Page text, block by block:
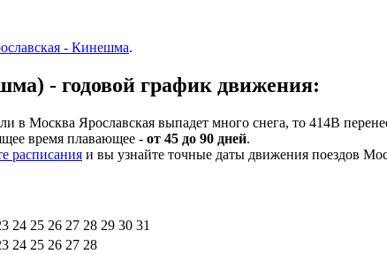
- Кинешма.
- годовой график движения:
в Москва Ярославская выпадет много снега, то 414В
время плавающее - от 45 до 90 дней.
расписания и вы узнайте точные даты движения поездов
24 25 26 27 28 29 30 31
24 25 26 27 28